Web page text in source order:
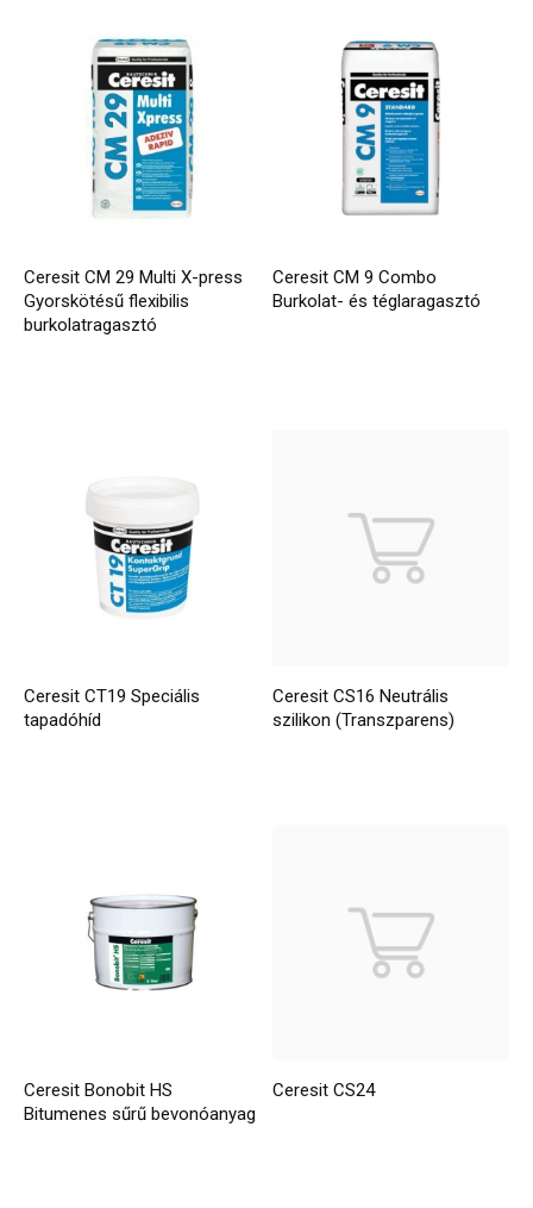
Ceresit CM 29 Multi X-press
Gyorskötésű flexibilis
burkolatragasztó
Ceresit CM 9 Combo
Burkolat- és téglaragasztó
Ceresit CT19 Speciális
tapadóhíd
Ceresit CS16 Neutrális
szilikon (Transzparens)
Ceresit Bonobit HS
Bitumenes sűrű bevonóanyag
Ceresit CS24